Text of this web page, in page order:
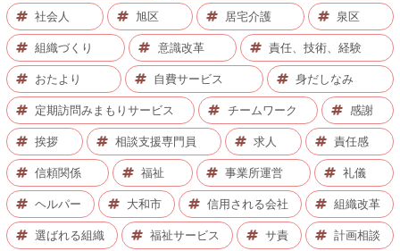
社会人 旭区 居宅介護 泉区
組織づくり 意識改革 責任、技術、経験
おたより 自費サービス 身だしなみ
定期訪問みまもりサービス チームワーク 感謝
挨拶 相談支援専門員 求人 責任感
信頼関係 福祉 事業所運営 礼儀
ヘルパー 大和市 信用される会社 組織改革
選ばれる組織 福祉サービス サ責 計画相談